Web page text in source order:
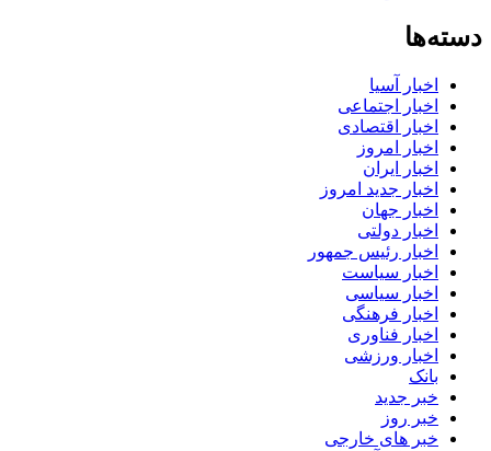
دسته‌ها
اخبار آسیا
اخبار اجتماعی
اخبار اقتصادی
اخبار امروز
اخبار ایران
اخبار جدید امروز
اخبار جهان
اخبار دولتی
اخبار رئیس جمهور
اخبار سیاست
اخبار سیاسی
اخبار فرهنگی
اخبار فناوری
اخبار ورزشی
بانک
خبر جدید
خبر روز
خبر های خارجی